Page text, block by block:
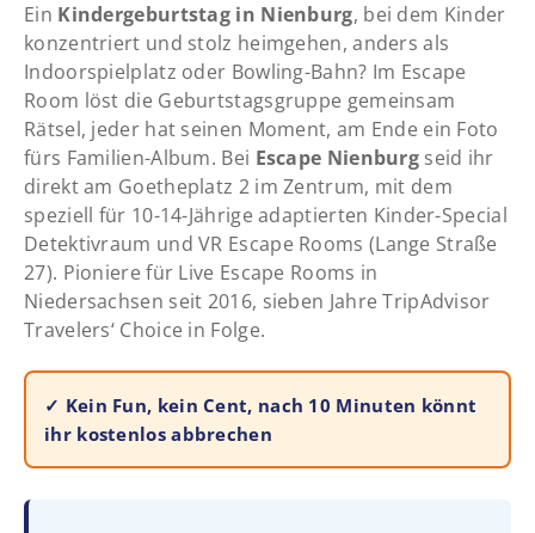
Ein Kindergeburtstag in Nienburg, bei dem Kinder
konzentriert und stolz heimgehen, anders als
Indoorspielplatz oder Bowling-Bahn? Im Escape
Room löst die Geburtstagsgruppe gemeinsam
Rätsel, jeder hat seinen Moment, am Ende ein Foto
fürs Familien-Album. Bei Escape Nienburg seid ihr
direkt am Goetheplatz 2 im Zentrum, mit dem
speziell für 10-14-Jährige adaptierten Kinder-Special
Detektivraum und VR Escape Rooms (Lange Straße
27). Pioniere für Live Escape Rooms in
Niedersachsen seit 2016, sieben Jahre TripAdvisor
Travelers‘ Choice in Folge.
✓ Kein Fun, kein Cent, nach 10 Minuten könnt
ihr kostenlos abbrechen